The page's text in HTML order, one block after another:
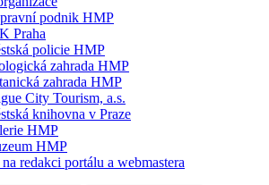
podnik HMP
Praha
policie HMP
zahrada HMP
zahrada HMP
City Tourism, a.s.
knihovna v Praze
HMP
HMP
redakci portálu a webmastera